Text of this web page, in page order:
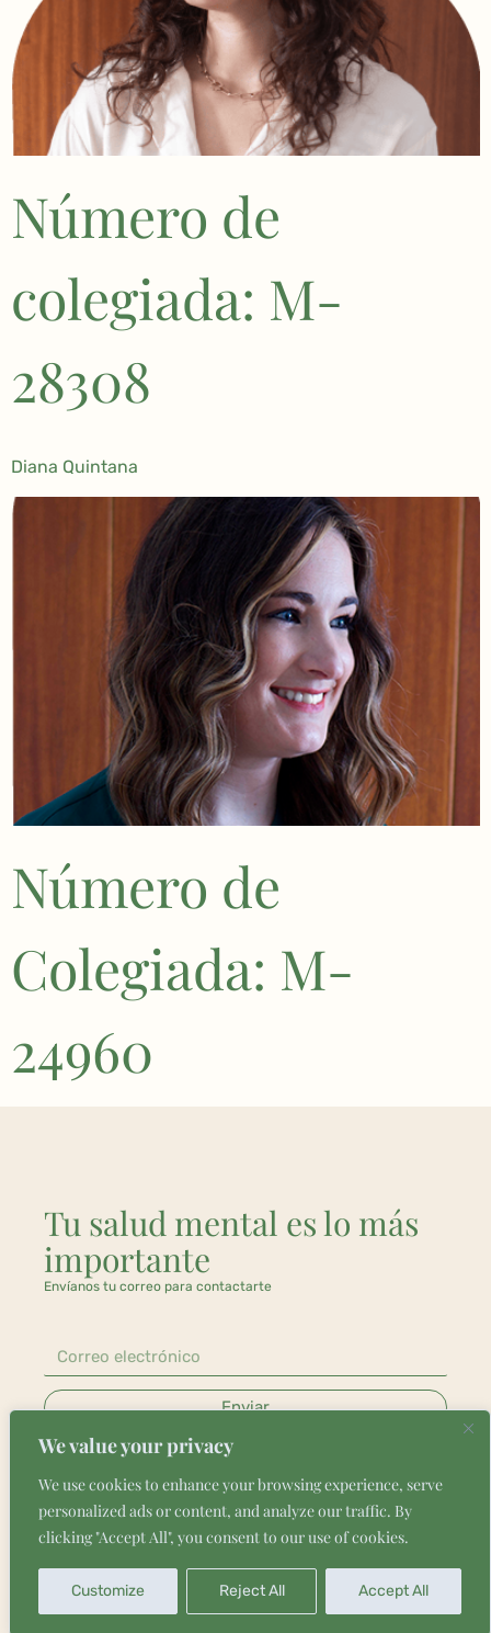
We value your privacy
We use cookies to enhance your browsing experience, serve
personalized ads or content, and analyze our traffic. By
clicking "Accept All", you consent to our use of cookies.
Customize Reject All Accept All
Número de
colegiada: M-
28308
Diana Quintana
Número de
Colegiada: M-
24960
Tu salud mental es lo más
importante
Envíanos tu correo para contactarte
Enviar
ES